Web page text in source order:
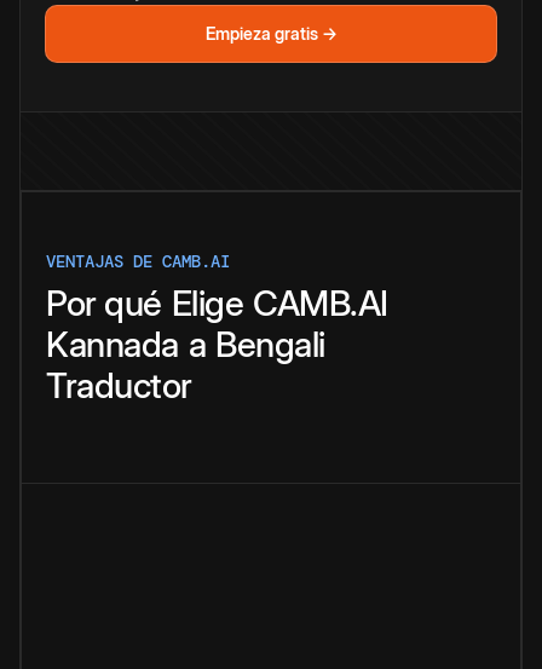
Empieza gratis →
VENTAJAS DE CAMB.AI
Por qué Elige CAMB.AI
Kannada a Bengali
Traductor